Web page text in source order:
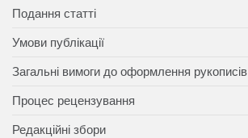
Подання статті
Умови публікації
Загальні вимоги до оформлення рукописів
Процес рецензування
Редакційні збори